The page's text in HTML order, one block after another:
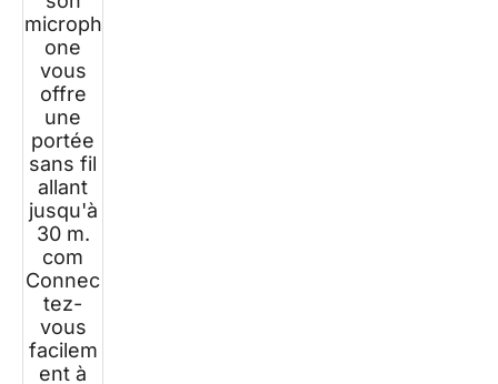
microph
one
vous
offre
une
portée
sans fil
allant
jusqu'à
30 m.
com
Connec
tez-
vous
facilem
ent à